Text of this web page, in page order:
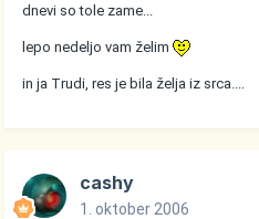
dnevi so tole zame...
lepo nedeljo vam želim
in ja Trudi, res je bila želja iz srca....
cashy
1. oktober 2006